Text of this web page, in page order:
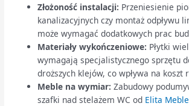
Złożoność instalacji: Przeniesienie
kanalizacyjnych czy montaż odpływu
może wymagać dodatkowych prac
Materiały wykończeniowe: Płytki
wymagają specjalistycznego sprzętu
droższych klejów, co wpływa na koszt
Meble na wymiar: Zabudowy
szafki nad stelażem WC od Elita Meble